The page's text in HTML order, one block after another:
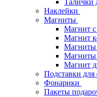
Талички
Наклейки
Магниты
Магнит
Магнит
Магниты
Магниты
Магнит
Подставки для
Фонарики
Пакеты